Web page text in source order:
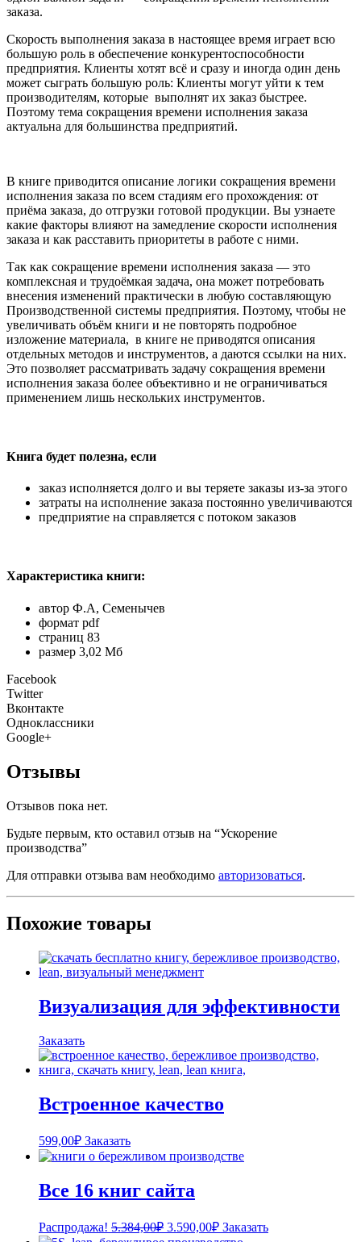
заказа.
Скорость выполнения заказа в настоящее время играет всю
большую роль в обеспечение конкурентоспособности
предприятия. Клиенты хотят всё и сразу и иногда один день
может сыграть большую роль: Клиенты могут уйти к тем
производителям, которые выполнят их заказ быстрее.
Поэтому тема сокращения времени исполнения заказа
актуальна для большинства предприятий.
В книге приводится описание логики сокращения времени
исполнения заказа по всем стадиям его прохождения: от
приёма заказа, до отгрузки готовой продукции. Вы узнаете
какие факторы влияют на замедление скорости исполнения
заказа и как расставить приоритеты в работе с ними.
Так как сокращение времени исполнения заказа — это
комплексная и трудоёмкая задача, она может потребовать
внесения изменений практически в любую составляющую
Производственной системы предприятия. Поэтому, чтобы не
увеличивать объём книги и не повторять подробное
изложение материала, в книге не приводятся описания
отдельных методов и инструментов, а даются ссылки на них.
Это позволяет рассматривать задачу сокращения времени
исполнения заказа более объективно и не ограничиваться
применением лишь нескольких инструментов.
Книга будет полезна, если
заказ исполняется долго и вы теряете заказы из-за этого
затраты на исполнение заказа постоянно увеличиваются
предприятие на справляется с потоком заказов
Характеристика книги:
автор Ф.А, Семенычев
формат pdf
страниц 83
размер 3,02 Мб
Facebook
Twitter
Вконтакте
Одноклассники
Google+
Отзывы
Отзывов пока нет.
Будьте первым, кто оставил отзыв на “Ускорение
производства”
Для отправки отзыва вам необходимо авторизоваться.
Похожие товары
Визуализация для эффективности
Заказать
Встроенное качество
599,00₽ Заказать
Все 16 книг сайта
Распродажа! 5.384,00₽ Первоначальная
цена
3.590,00₽Текущая
цена:
Заказать